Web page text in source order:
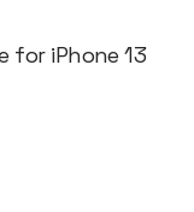
for iPhone 13